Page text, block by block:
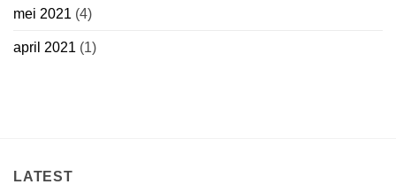
mei 2021 (4)
april 2021 (1)
LATEST